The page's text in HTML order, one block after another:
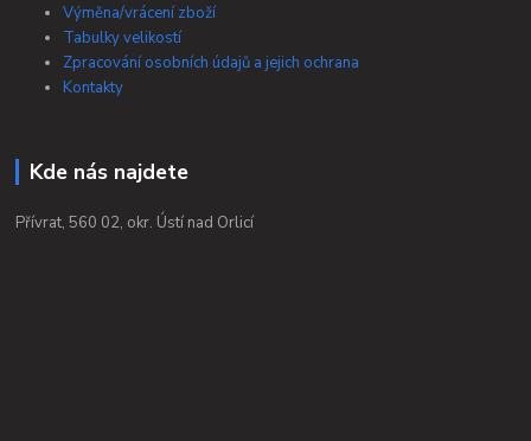
Výměna/vrácení zboží
Tabulky velikostí
Zpracování osobních údajů a jejich ochrana
Kontakty
Kde nás najdete
Přívrat, 560 02, okr. Ústí nad Orlicí